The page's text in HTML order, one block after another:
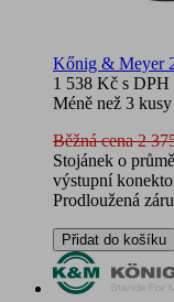
Kőnig & Meyer
1 538 Kč s DPH
Méně než 3
Běžná cena 2
Stojánek o
výstupní
Prodloužená
Přidat do košíku